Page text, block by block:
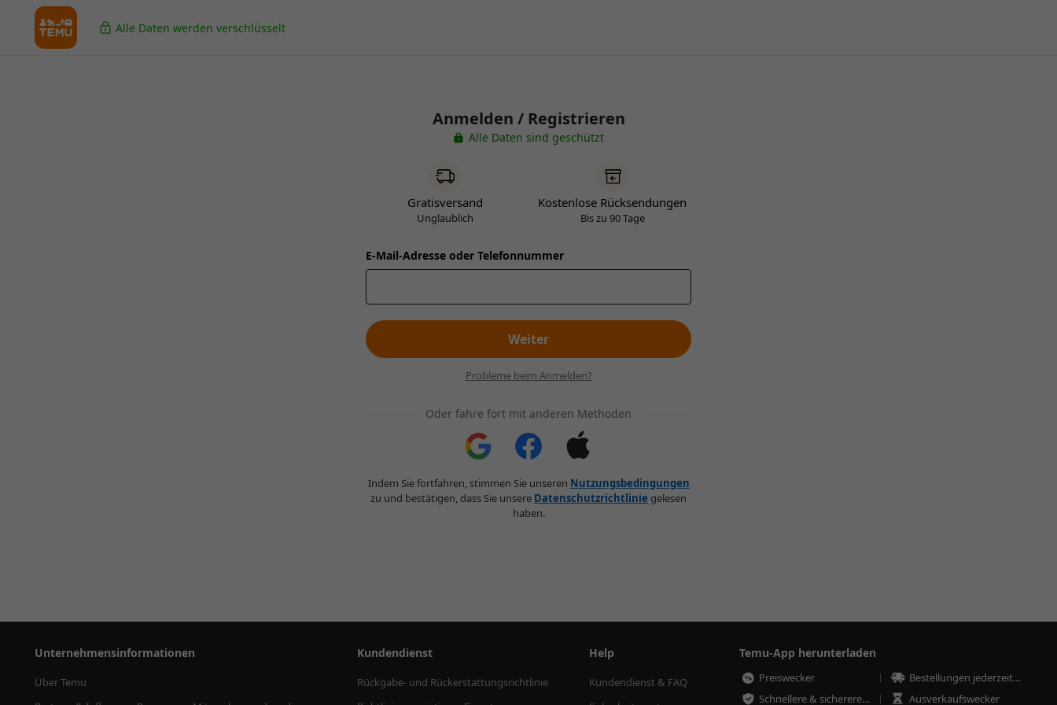
Alle Daten werden verschlüsselt
Anmelden / Registrieren
Alle Daten sind geschützt
Gratisversand
Unglaublich
Kostenlose Rücksendungen
Bis zu 90 Tage
E-Mail-Adresse oder Telefonnummer
Weiter
Probleme beim Anmelden?
Oder fahre fort mit anderen Methoden
Indem Sie fortfahren, stimmen Sie unseren Nutzungsbedingungen
zu und bestätigen, dass Sie unsere Datenschutzrichtlinie gelesen
haben.
Unternehmensinformationen
Über Temu
Kundendienst
Rückgabe- und Rückerstattungsrichtlinie
Help
Kundendienst & FAQ
Temu-App herunterladen
Preiswecker
Bestellungen jederzeit nachverfolgen
Schnellere & sicherere Bestellungen
Ausverkaufswecker